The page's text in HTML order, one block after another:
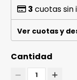
3 cuotas sin
Ver cuotas y
Cantidad
1